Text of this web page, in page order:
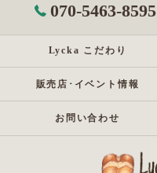
070-5463-8595
Lycka こだわり
販売店･イベント情報
お問い合わせ